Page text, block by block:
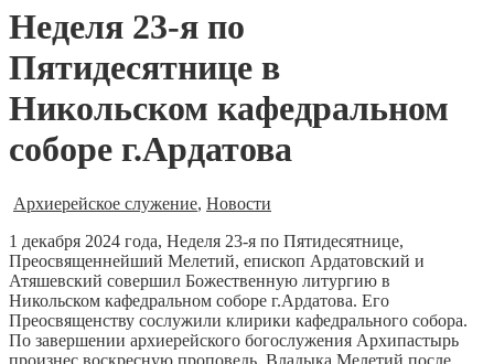
Неделя 23-я по
Пятидесятнице в
Никольском кафедральном
соборе г.Ардатова
Архиерейское служение, Новости
1 декабря 2024 года, Неделя 23-я по Пятидесятнице,
Преосвященнейший Мелетий, епископ Ардатовский и
Атяшевский совершил Божественную литургию в
Никольском кафедральном соборе г.Ардатова. Его
Преосвященству сослужили клирики кафедрального собора.
По завершении архиерейского богослужения Архипастырь
произнес воскресную проповедь. Владыка Мелетий после